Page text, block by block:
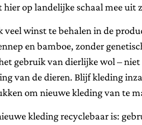
op landelijke schaal mee uit
veel winst te behalen in de
en bamboe, zonder
gebruik van dierlijke wol –
van de dieren. Blijf kleding
om nieuwe kleding van te
kleding recyclebaar is: